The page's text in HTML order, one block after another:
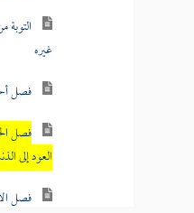
غيره
فصل
فصل
العود إلى
فصل